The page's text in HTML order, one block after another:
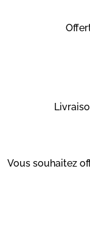
Vous souhaitez